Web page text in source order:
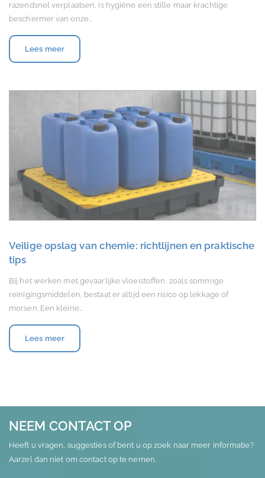
razendsnel verplaatsen, is hygiëne een stille maar krachtige
beschermer van onze…
Lees meer
Veilige opslag van chemie: richtlijnen en praktische
tips
Bij het werken met gevaarlijke vloeistoffen, zoals sommige
reinigingsmiddelen, bestaat er altijd een risico op lekkage of
morsen. Een kleine…
Lees meer
NEEM CONTACT OP
Heeft u vragen, suggesties of bent u op zoek naar meer informatie?
Aarzel dan niet om contact op te nemen.